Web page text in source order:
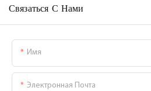
Связаться С Нами
Имя
Электронная Почта